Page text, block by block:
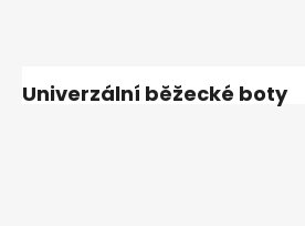
Univerzální běžecké boty